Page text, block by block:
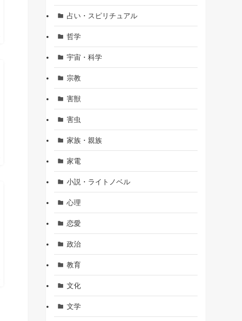
占い・スピリチュアル
哲学
宇宙・科学
宗教
害獣
害虫
家族・親族
家電
小説・ライトノベル
心理
恋愛
政治
教育
文化
文学